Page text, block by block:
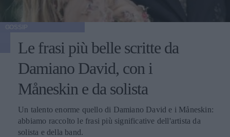
Le frasi più belle scritte da
Damiano David, con i
Måneskin e da solista
Un talento enorme quello di Damiano David e i Måneskin:
abbiamo raccolto le frasi più significative dell'artista da
solista e della band.